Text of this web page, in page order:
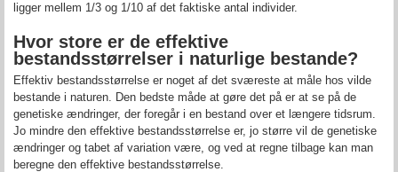
ligger mellem 1/3 og 1/10 af det faktiske antal individer.
Hvor store er de effektive
bestandsstørrelser i naturlige bestande?
Effektiv bestandsstørrelse er noget af det sværeste at måle hos vilde
bestande i naturen. Den bedste måde at gøre det på er at se på de
genetiske ændringer, der foregår i en bestand over et længere tidsrum.
Jo mindre den effektive bestandsstørrelse er, jo større vil de genetiske
ændringer og tabet af variation være, og ved at regne tilbage kan man
beregne den effektive bestandsstørrelse.